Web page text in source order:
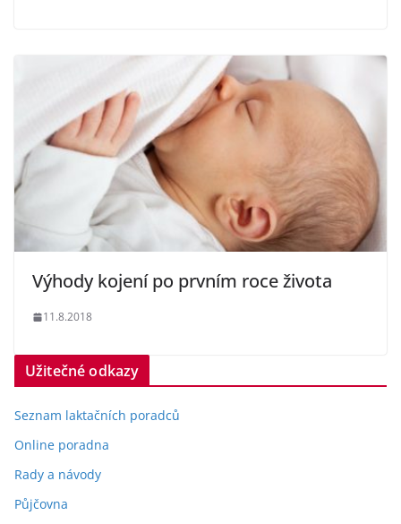
Výhody kojení po prvním roce života
11.8.2018
Užitečné odkazy
Seznam laktačních poradců
Online poradna
Rady a návody
Půjčovna